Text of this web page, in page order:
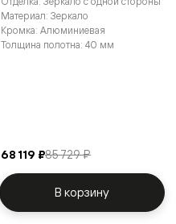
Материал: Зеркало
Кромка: Алюминиевая
Толщина полотна: 40 мм
68 119 ₽85 729 ₽
В корзину